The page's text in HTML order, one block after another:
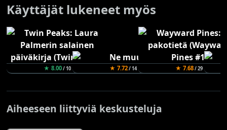
Käyttäjät lukeneet myös
★ 8.00/ 10 ★ 7.72/ 14 ★ 7.68/ 29
Aiheeseen liittyviä keskusteluja